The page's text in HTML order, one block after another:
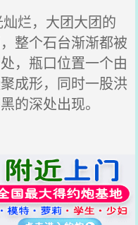
烂，大团大团的
整个石台渐渐都被
，瓶口位置一个由
成形，同时一股洪
的深处出现。